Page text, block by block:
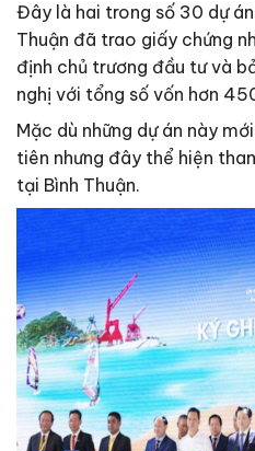
Đây là hai trong số 30 dự án
Thuận đã trao giấy chứng
định chủ trương đầu tư và
nghị với tổng số vốn hơn
Mặc dù những dự án này
tiên nhưng đây thể hiện
tại Bình Thuận.